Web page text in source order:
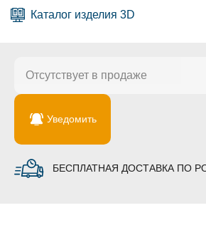
Каталог изделия 3D
Отсутствует в продаже
Уведомить
БЕСПЛАТНАЯ ДОСТАВКА ПО